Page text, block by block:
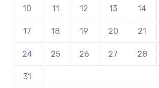
10 11 12 13 14
17 18 19 20 21
24 25 26 27 28
31